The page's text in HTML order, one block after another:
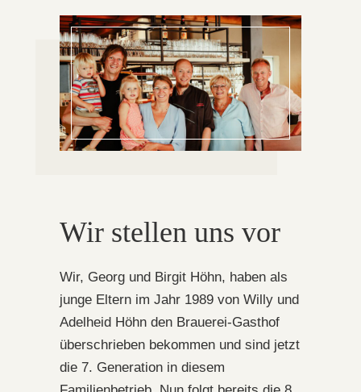
Wir stellen uns vor
Wir, Georg und Birgit Höhn, haben als
junge Eltern im Jahr 1989 von Willy und
Adelheid Höhn den Brauerei-Gasthof
überschrieben bekommen und sind jetzt
die 7. Generation in diesem